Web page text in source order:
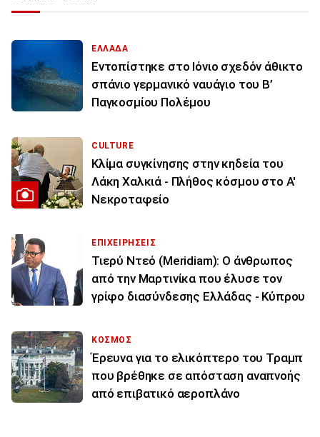
ΕΛΛΑΔΑ
Εντοπίστηκε στο Ιόνιο σχεδόν άθικτο
σπάνιο γερμανικό ναυάγιο του Β’
Παγκοσμίου Πολέμου
CULTURE
Κλίμα συγκίνησης στην κηδεία του
Λάκη Χαλκιά - Πλήθος κόσμου στο Α'
Νεκροταφείο
ΕΠΙΧΕΙΡΗΣΕΙΣ
Τιερύ Ντεό (Meridiam): Ο άνθρωπος
από την Μαρτινίκα που έλυσε τον
γρίφο διασύνδεσης Ελλάδας - Κύπρου
ΚΟΣΜΟΣ
Έρευνα για το ελικόπτερο του Τραμπ
που βρέθηκε σε απόσταση αναπνοής
από επιβατικό αεροπλάνο